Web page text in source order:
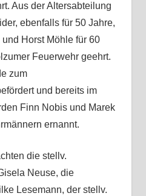
Aus der Altersabteilung
ebenfalls für 50 Jahre,
Horst Möhle für 60
Feuerwehr geehrt.
zum
und bereits im
Finn Nobis und Marek
ernannt.
die stellv.
Neuse, die
Lesemann, der stellv.